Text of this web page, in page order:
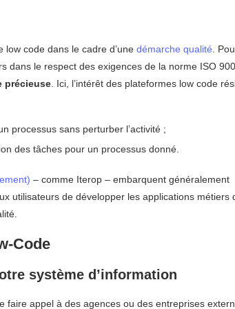
code dans le cadre d’une démarche qualité.
dans le respect des exigences de la norme ISO
précieuse. Ici, l’intérêt des plateformes low code
processus sans perturber l’activité ;
des tâches pour un processus donné.
– comme Iterop – embarquent généralement
utilisateurs de développer les applications métiers
Code
système d’information
faire appel à des agences ou des entreprises